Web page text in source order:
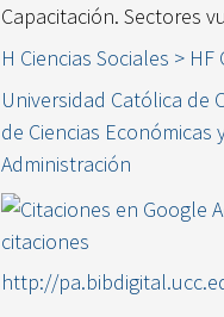
Capacitación. Sectores
H Ciencias Sociales > HF
Universidad Católica de
de Ciencias Económicas
Administración
citaciones
http://